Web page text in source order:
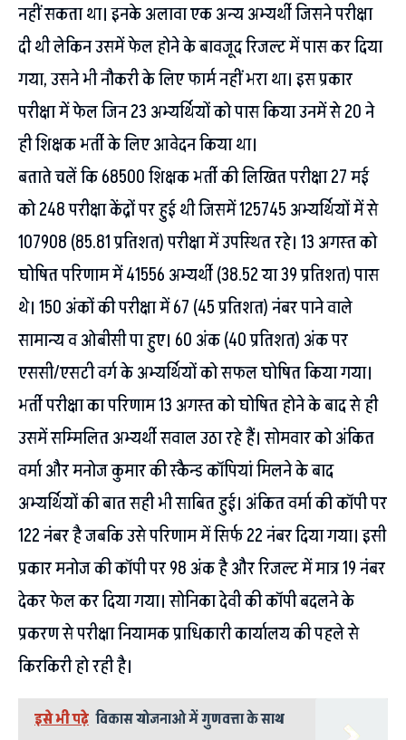
नहीं सकता था। इनके अलावा एक अन्य अभ्यर्थी जिसने परीक्षा
दी थी लेकिन उसमें फेल होने के बावजूद रिजल्ट में पास कर दिया
गया, उसने भी नौकरी के लिए फार्म नहीं भरा था। इस प्रकार
परीक्षा में फेल जिन 23 अभ्यर्थियों को पास किया उनमें से 20 ने
ही शिक्षक भर्ती के लिए आवेदन किया था।
बताते चलें कि 68500 शिक्षक भर्ती की लिखित परीक्षा 27 मई
को 248 परीक्षा केंद्रों पर हुई थी जिसमें 125745 अभ्यर्थियों में से
107908 (85.81 प्रतिशत) परीक्षा में उपस्थित रहे। 13 अगस्त को
घोषित परिणाम में 41556 अभ्यर्थी (38.52 या 39 प्रतिशत) पास
थे। 150 अंकों की परीक्षा में 67 (45 प्रतिशत) नंबर पाने वाले
सामान्य व ओबीसी पा हुए। 60 अंक (40 प्रतिशत) अंक पर
एससी/एसटी वर्ग के अभ्यर्थियों को सफल घोषित किया गया।
भर्ती परीक्षा का परिणाम 13 अगस्त को घोषित होने के बाद से ही
उसमें सम्मिलित अभ्यर्थी सवाल उठा रहे हैं। सोमवार को अंकित
वर्मा और मनोज कुमार की स्कैन्ड कॉपियां मिलने के बाद
अभ्यर्थियों की बात सही भी साबित हुई। अंकित वर्मा की कॉपी पर
122 नंबर है जबकि उसे परिणाम में सिर्फ 22 नंबर दिया गया। इसी
प्रकार मनोज की कॉपी पर 98 अंक है और रिजल्ट में मात्र 19 नंबर
देकर फेल कर दिया गया। सोनिका देवी की कॉपी बदलने के
प्रकरण से परीक्षा नियामक प्राधिकारी कार्यालय की पहले से
किरकिरी हो रही है।
इसे भी पढ़े विकास योजनाओ में गुणवत्ता के साथ